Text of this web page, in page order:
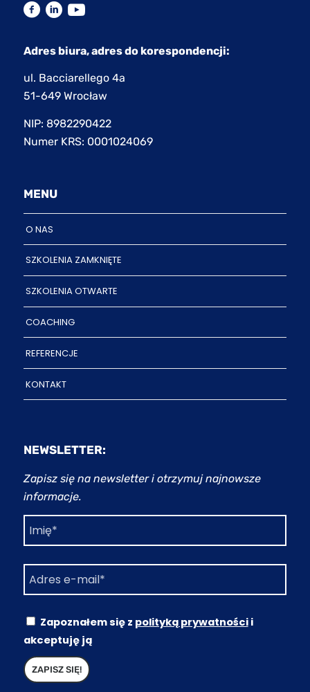
Adres biura, adres do korespondencji:
ul. Bacciarellego 4a
51-649 Wrocław
NIP: 8982290422
Numer KRS: 0001024069
MENU
O NAS
SZKOLENIA ZAMKNIĘTE
SZKOLENIA OTWARTE
COACHING
REFERENCJE
KONTAKT
NEWSLETTER:
Zapisz się na newsletter i otrzymuj najnowsze
informacje.
Zapoznałem się z polityką prywatnościi
akceptuję ją